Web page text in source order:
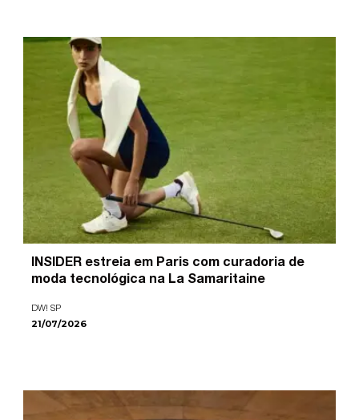
INSIDER estreia em Paris com curadoria de
moda tecnológica na La Samaritaine
DW! SP
21/07/2026